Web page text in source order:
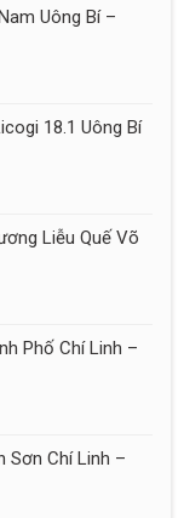
Uông Bí –
18.1 Uông Bí
Liễu Quế Võ
Phố Chí Linh –
Sơn Chí Linh –